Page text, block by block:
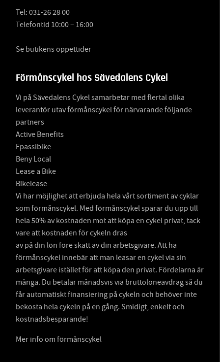
Tel: 031-26 28 00
Telefontid 10:00 – 16:00
Se butikens öppettider
Förmånscykel hos Sävedalens Cykel
Vi på Sävedalens Cykel samarbetar med flertal olika
leverantör utav förmånscykel för närvarande följande
partners
Active Benefits
Epassibike
Beny Local
Lease a Bike
Bikelease
Vi har möjlighet att erbjuda hela vårt sortiment av cyklar
som förmånscykel. Med förmånscykel sparar du upp till
hela 50% av kostnaden mot att köpa en cykel privat, tack
vare att kostnaden för cykeln dras
av på din lön före skatt av din arbetsgivare. Att ha
förmånscykel innebär att man leasar en cykel via sin
arbetsgivare istället för att köpa den privat. Fördelarna är
många. Du betalar månadsvis via bruttolöneavdrag så du
får automatiskt finansiering på cykeln och behöver inte
bekosta hela cykeln på en gång. Smidigt, enkelt och
kostnadsbesparande!
Mer info om förmånscykel